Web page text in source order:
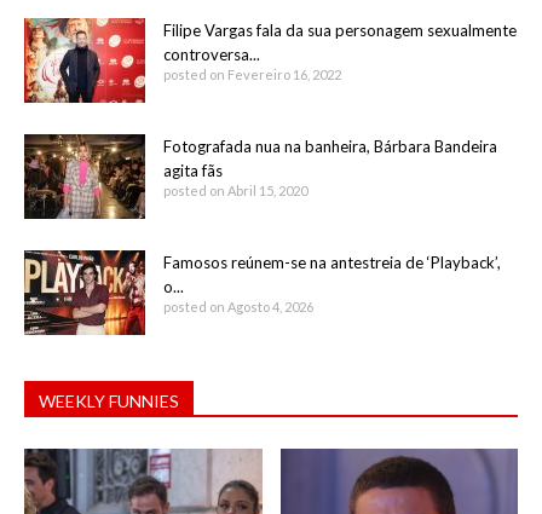
Filipe Vargas fala da sua personagem sexualmente
controversa...
posted on Fevereiro 16, 2022
Fotografada nua na banheira, Bárbara Bandeira
agita fãs
posted on Abril 15, 2020
Famosos reúnem-se na antestreia de ‘Playback’,
o...
posted on Agosto 4, 2026
WEEKLY FUNNIES